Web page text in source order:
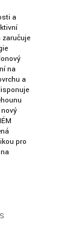
a
zaručuje
na
a
pro